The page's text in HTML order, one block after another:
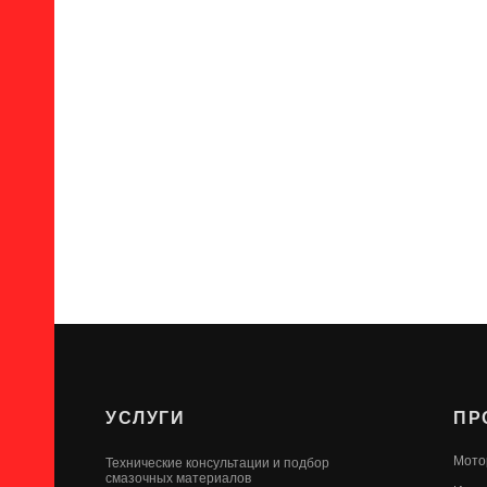
УСЛУГИ
Технические консультации и подбор
смазочных материалов